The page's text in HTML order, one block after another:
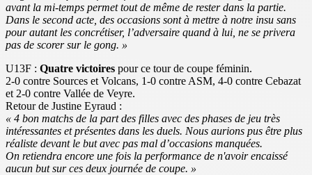
avant la mi-temps permet tout de même de rester dans la partie.
Dans le second acte, des occasions sont à mettre à notre insu sans
pour autant les concrétiser, l’adversaire quand à lui, ne se privera
pas de scorer sur le gong. »
U13F : Quatre victoires pour ce tour de coupe féminin.
2-0 contre Sources et Volcans, 1-0 contre ASM, 4-0 contre Cebazat
et 2-0 contre Vallée de Veyre.
Retour de Justine Eyraud :
« 4 bon matchs de la part des filles avec des phases de jeu très
intéressantes et présentes dans les duels. Nous aurions pus être plus
réaliste devant le but avec pas mal d’occasions manquées.
On retiendra encore une fois la performance de n'avoir encaissé
aucun but sur ces deux journée de coupe. »